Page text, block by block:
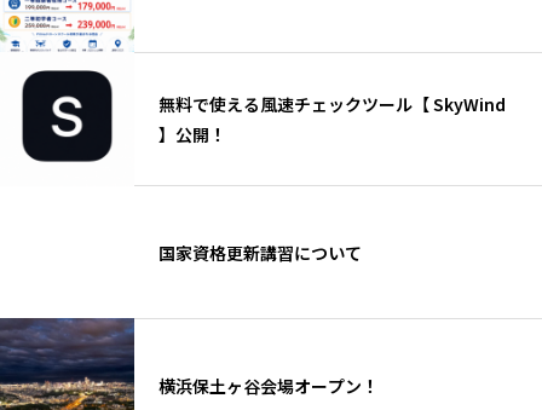
無料で使える風速チェックツール【 SkyWind
】公開！
国家資格更新講習について
横浜保土ヶ谷会場オープン！